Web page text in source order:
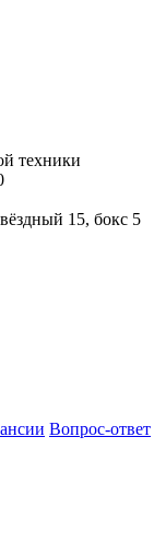
техники
15, бокс 5
Вопрос-ответ